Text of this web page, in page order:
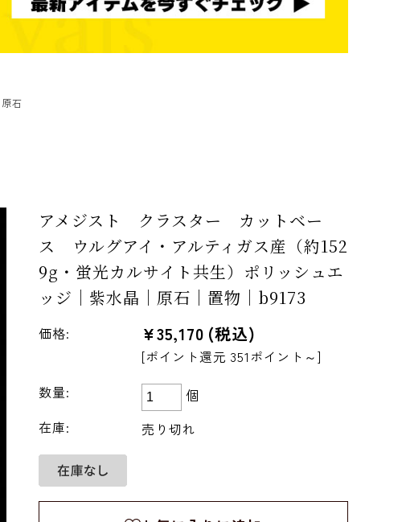
石
アメジスト クラスター カットベー
ス ウルグアイ・アルティガス産（約152
9g・蛍光カルサイト共生）ポリッシュエ
ッジ｜紫水晶｜原石｜置物｜b9173
価格: ¥35,170 (税込)
[ポイント還元 351ポイント～]
数量:
個
在庫:
売り切れ